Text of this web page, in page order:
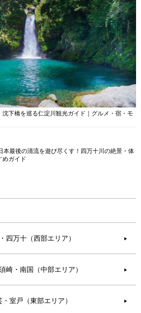
下橋を巡る仁淀川観光ガイド｜グルメ・宿・モ
本最後の清流を遊び尽くす！四万十川の絶景・体
めガイド
四万十（西部エリア） ▶︎
崎・南国（中部エリア） ▶︎
・室戸（東部エリア） ▶︎